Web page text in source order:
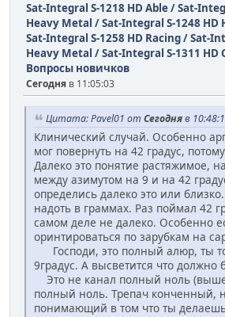
Sat-Integral S-1218 HD Able / Sat-
Heavy Metal / Sat-Integral S-1248 HD
Sat-Integral S-1258 HD Racing / Sat-
Heavy Metal / Sat-Integral S-1311 HD
Вопросы новичков
Сегодня в 11:05:03
Цитата: Pavel01 от Сегодняв
Клинический случай. Особенно
мог повернуть на 42 градус,
Далеко это понятие растяжимое,
между азимутом на 9 и на 42
определись далеко это или
надоть в граммах. Раз поймал 42
самом деле не далеко. Особенно
оринтироваться по зарубкам на
Господи, это полный алюр, ты
9градус. А высветится что должно
Это не канал полный ноль (выше
полный ноль. Трепач конченный,
понимающий в том что ты